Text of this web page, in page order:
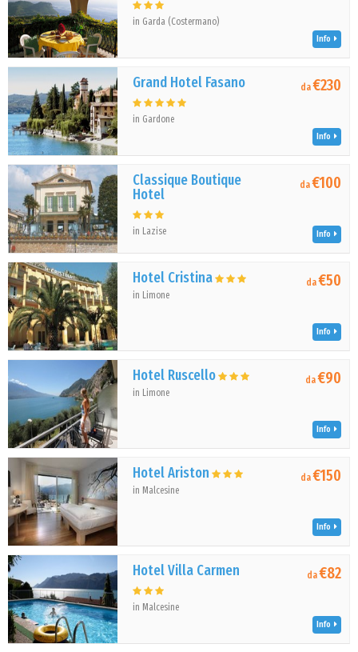
in Garda (Costermano)
Info
Grand Hotel Fasano
in Gardone
da€230
Info
Classique Boutique
Hotel
in Lazise
da€100
Info
Hotel Cristina
in Limone
da€50
Info
Hotel Ruscello
in Limone
da€90
Info
Hotel Ariston
in Malcesine
da€150
Info
Hotel Villa Carmen
in Malcesine
da€82
Info